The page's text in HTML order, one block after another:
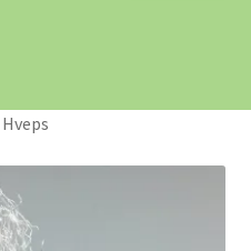
Hveps